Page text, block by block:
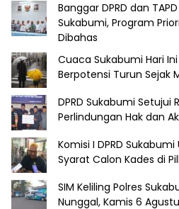
Banggar DPRD dan
Sukabumi, Program
Dibahas
Cuaca Sukabumi Hari
Berpotensi Turun Sejak
DPRD Sukabumi Setujui
Perlindungan Hak dan
Komisi I DPRD
Syarat Calon Kades di
SIM Keliling Polres
Nunggal, Kamis 6